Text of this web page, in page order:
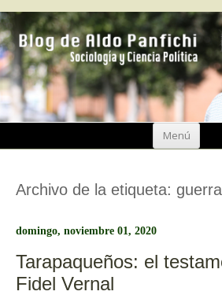
Menú
Ir
Archivo de la etiqueta:
domingo, noviembre 01, 2020
Tarapaqueños: el
Fidel Vernal